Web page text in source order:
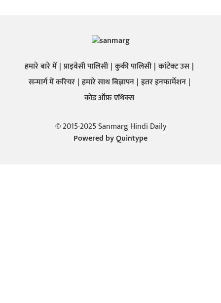
हमारे बारे में प्राइवेसी पालिसी कुकी पालिसी कांटेक्ट उस
सन्मार्ग में करियर हमारे साथ बिज्ञापन इतर इनफार्मेशन
कोड ऑफ़ एथिक्स
© 2015-2025 Sanmarg Hindi Daily
Powered byQuintype